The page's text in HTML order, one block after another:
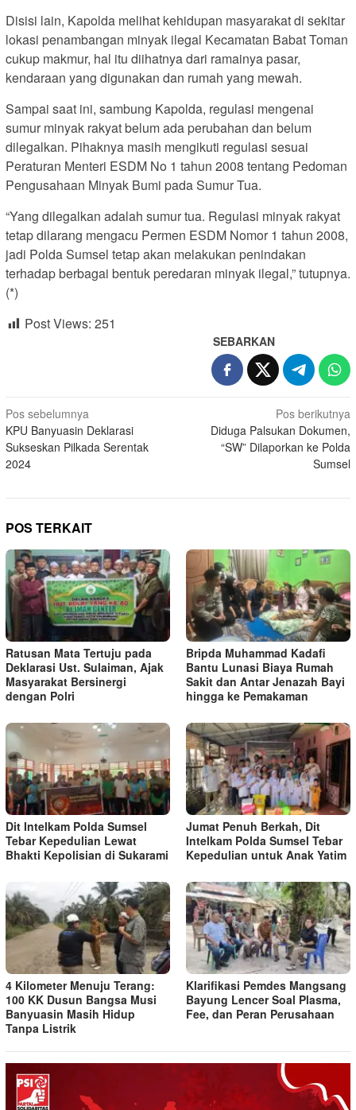
Disisi lain, Kapolda melihat kehidupan masyarakat di sekitar
lokasi penambangan minyak ilegal Kecamatan Babat Toman
cukup makmur, hal itu diihatnya dari ramainya pasar,
kendaraan yang digunakan dan rumah yang mewah.
Sampai saat ini, sambung Kapolda, regulasi mengenai
sumur minyak rakyat belum ada perubahan dan belum
dilegalkan. Pihaknya masih mengikuti regulasi sesuai
Peraturan Menteri ESDM No 1 tahun 2008 tentang Pedoman
Pengusahaan Minyak Bumi pada Sumur Tua.
“Yang dilegalkan adalah sumur tua. Regulasi minyak rakyat
tetap dilarang mengacu Permen ESDM Nomor 1 tahun 2008,
jadi Polda Sumsel tetap akan melakukan penindakan
terhadap berbagai bentuk peredaran minyak ilegal,” tutupnya.
(*)
Post Views: 251
SEBARKAN
Navigasi
pos
Pos sebelumnya
KPU Banyuasin Deklarasi
Sukseskan Pilkada Serentak
2024
Pos berikutnya
Diduga Palsukan Dokumen,
“SW” Dilaporkan ke Polda
Sumsel
POS TERKAIT
Ratusan Mata Tertuju pada
Deklarasi Ust. Sulaiman, Ajak
Masyarakat Bersinergi
dengan Polri
Bripda Muhammad Kadafi
Bantu Lunasi Biaya Rumah
Sakit dan Antar Jenazah Bayi
hingga ke Pemakaman
Dit Intelkam Polda Sumsel
Tebar Kepedulian Lewat
Bhakti Kepolisian di Sukarami
Jumat Penuh Berkah, Dit
Intelkam Polda Sumsel Tebar
Kepedulian untuk Anak Yatim
4 Kilometer Menuju Terang:
100 KK Dusun Bangsa Musi
Banyuasin Masih Hidup
Tanpa Listrik
Klarifikasi Pemdes Mangsang
Bayung Lencer Soal Plasma,
Fee, dan Peran Perusahaan